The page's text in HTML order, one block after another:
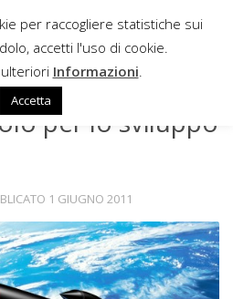
per lo sviluppo
1 GIUGNO 2011
per raccogliere statistiche sui
accetti l'uso di cookie.
Informazioni
Accetta